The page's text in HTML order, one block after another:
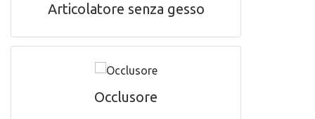
Articolatore senza gesso
Occlusore